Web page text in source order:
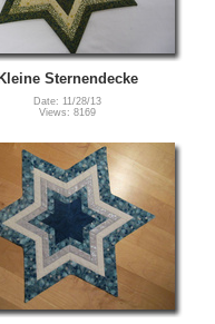
Kleine Sternendecke
Date: 11/28/13
Views: 8169